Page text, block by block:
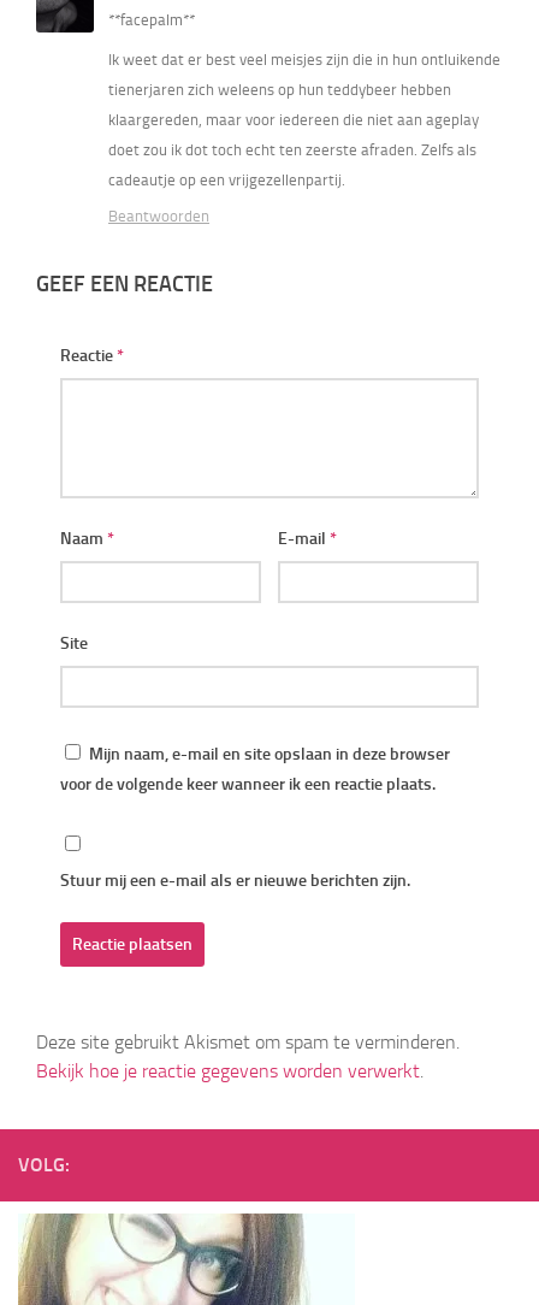
**facepalm**
Ik weet dat er best veel meisjes zijn die in hun ontluikende
tienerjaren zich weleens op hun teddybeer hebben
klaargereden, maar voor iedereen die niet aan ageplay
doet zou ik dot toch echt ten zeerste afraden. Zelfs als
cadeautje op een vrijgezellenpartij.
Beantwoorden
GEEF EEN REACTIE
Reactie*
Naam * E-mail *
Site
Mijn naam, e-mail en site opslaan in deze browser
voor de volgende keer wanneer ik een reactie plaats.
Stuur mij een e-mail als er nieuwe berichten zijn.
Deze site gebruikt Akismet om spam te verminderen.
Bekijk hoe je reactie gegevens worden verwerkt
VOLG: